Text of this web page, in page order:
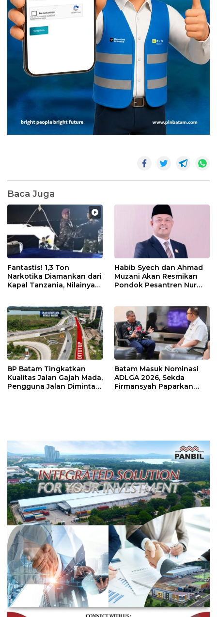
Baca Juga
Fantastis! 1,3 Ton
Narkotika Diamankan dari
Kapal Tanzania, Nilainya
Habib Syech dan Ahmad
Muzani Akan Resmikan
Pondok Pesantren Nur
BP Batam Tingkatkan
Kualitas Jalan Gajah Mada,
Pengguna Jalan Diminta
Batam Masuk Nominasi
ADLGA 2026, Sekda
Firmansyah Paparkan